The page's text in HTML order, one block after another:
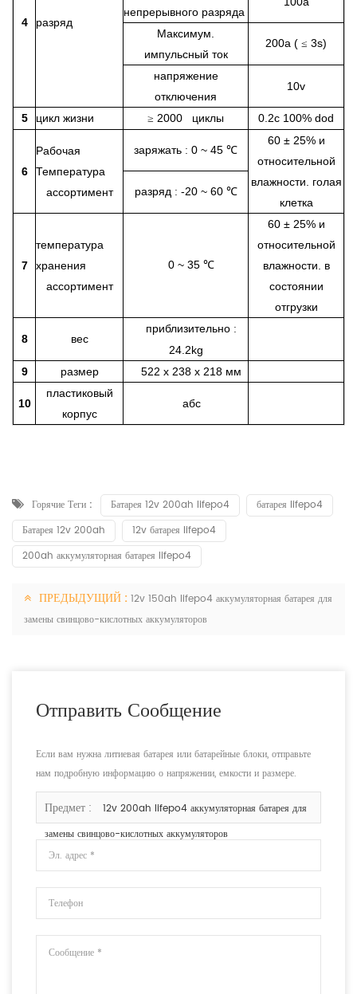
4 разряд
непрерывного разряда
Максимум.
импульсный ток
200а ( ≤ 3s)
напряжение
отключения
10v
5 цикл жизни ≥ 2000 циклы 0.2c 100% dod
6
Рабочая
Температура
ассортимент
заряжать : 0 ~ 45 ℃
60 ± 25% и
относительной
влажности. голая
клетка
разряд: -20 ~ 60 ℃
7
температура
хранения
ассортимент
0 ~ 35 ℃
60 ± 25% и
относительной
влажности. в
состоянии
отгрузки
8 вес
приблизительно :
24.2kg
9
размер 522 х 238 х 218 мм
10
пластиковый
корпус
абс
Горячие Теги : Батарея 12v 200ah lifepo4
батарея lifepo4
Батарея 12v 200ah
12v батарея lifepo4
200ah аккумуляторная батарея lifepo4
ПРЕДЫДУЩИЙ : 12v 150ah lifepo4 аккумуляторная батарея для
замены свинцово-кислотных аккумуляторов
Отправить Сообщение
Если вам нужна литиевая батарея или батарейные блоки, отправьте
нам подробную информацию о напряжении, емкости и размере.
Предмет :
12v 200ah lifepo4 аккумуляторная батарея для
замены свинцово-кислотных аккумуляторов